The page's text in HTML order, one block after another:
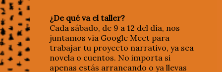
¿De qué va el taller?
Cada sábado, de 9 a 12 del día, nos
juntamos vía Google Meet para
trabajar tu proyecto narrativo, ya sea
novela o cuentos. No importa si
apenas estás arrancando o ya llevas